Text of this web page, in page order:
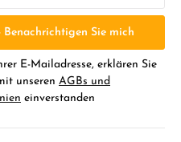
Sie mich
E-Mailadresse, erklären Sie
unseren AGBs und
einverstanden